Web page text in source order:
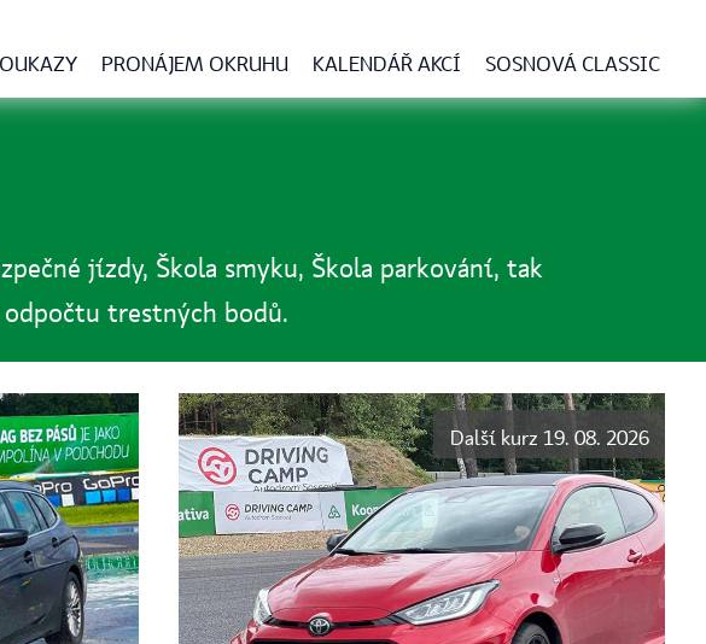
PRONÁJEM OKRUHU KALENDÁŘ AKCÍ SOSNOVÁ CLASSIC
jízdy, Škola smyku, Škola parkování, tak
trestných bodů.
Další kurz 19. 08. 2026